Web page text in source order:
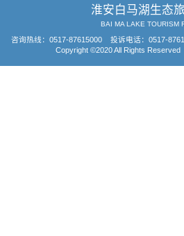
淮安白马湖生态
BAI MA LAKE TOURISM
咨询热线： 0517-87615000投诉电话：0517-
Copyright ©2020 All Rights Reserved